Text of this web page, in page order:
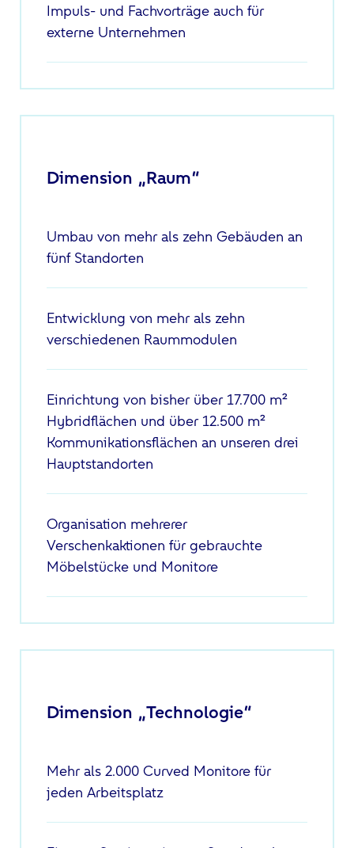
Impuls- und Fachvorträge auch für
externe Unternehmen
Dimension „Raum“
Umbau von mehr als zehn Gebäuden an
fünf Standorten
Entwicklung von mehr als zehn
verschiedenen Raummodulen
Einrichtung von bisher über 17.700 m²
Hybridflächen und über 12.500 m²
Kommunikationsflächen an unseren drei
Hauptstandorten
Organisation mehrerer
Verschenkaktionen für gebrauchte
Möbelstücke und Monitore
Dimension „Technologie“
Mehr als 2.000 Curved Monitore für
jeden Arbeitsplatz